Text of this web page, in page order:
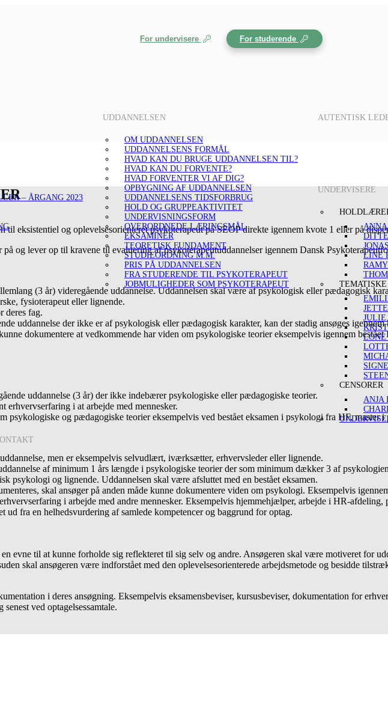
For undervisere For studerende
– ÅRGANG 2023
UDDANNELSEN
OM UDDANNELSEN
UDDANNELSENS FORMÅL
HVAD KAN DU BRUGE UDDANNELSEN TIL?
HVAD KAN DU FORVENTE?
HVAD FORVENTER VI AF DIG?
OPBYGNING AF UDDANNELSEN
UDDANNELSENS TIDSFORBRUG
HOLD OG GRUPPEAKTIVITET
UNDERVISNINGSFORM
OVERORDNEDE LÆRINGSMÅL
EKSAMINER
TEORETISK FUNDAMENT
STUDIEORDNING M.M.
PRIS PÅ UDDANNELSEN
FRA STUDERENDE TIL PSYKOTERAPEUT
JOBMULIGHEDER SOM PSYKOTERAPEUT
AUTENTISK
UNDERVISERE
LINE
TEMATISKE
JULIE
LONE
CENSORER
ANJA
til eksistentiel og oplevelsesorienteret psykoterapeut på SEOP direkte igennem kvote 1 eller på
på og lever op til kravene til evaluering af psykoterapeutuddannelser igennem Dansk
(3 år) videregående uddannelse. Uddannelsen skal være af psykologisk eller pædagogisk
fysioterapeut eller lignende.
deres fag.
uddannelse der ikke er af psykologisk eller pædagogisk karakter, kan der stadig ansøges
dokumentere at vedkommende har viden om psykologiske teorier eksempelvis igennem
uddannelse (3 år) der ikke indebærer psykologiske eller pædagogiske teorier.
erhvervserfaring i at arbejde med mennesker.
psykologiske og pædagogiske teorier eksempelvis ved bestået eksamen i psykologi fra HF, master
men er eksempelvis selvudlært, iværksætter, erhvervsleder eller lignende.
af minimum 1 års længde i psykologiske teorier der som minimum dækker 3 af
psykologi og lignende. Uddannelsen skal være afsluttet med en bestået eksamen.
skal ansøger på anden måde kunne dokumentere viden om psykologi. Eksempelvis
i arbejde med andre mennesker. Eksempelvis hjemmehjælper, arbejde i HR-
ud fra en helhedsvurdering af samlede kompetencer og baggrund for optag.
evne til at kunne forholde sig reflekteret til sig selv og andre. Ansøgeren skal være motiveret for
skal ansøgeren være indforstået med den oplevelsesorienterede arbejdsmetode og besidde
i deres ansøgning. Eksempelvis eksamensbeviser, kursusbeviser, dokumentation for
ved optagelsessamtale.